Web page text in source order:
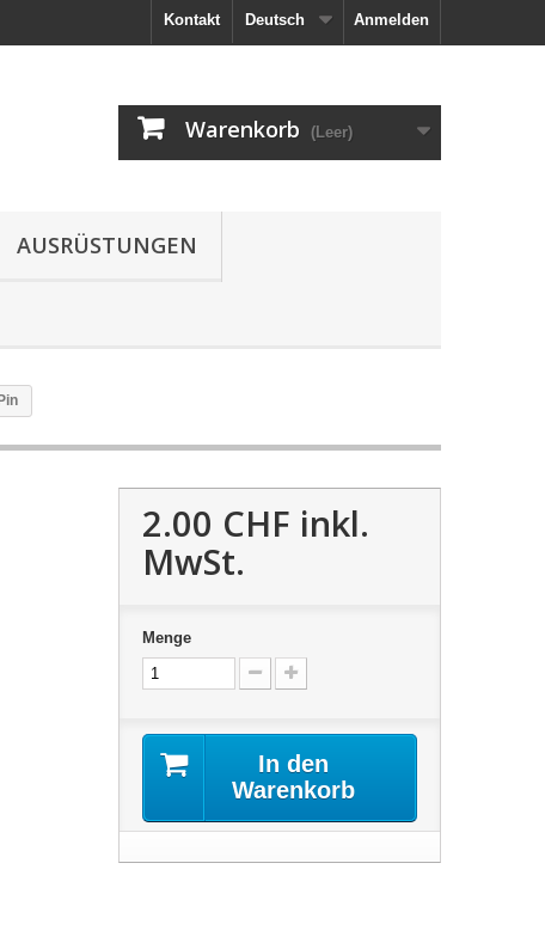
Anmelden
Deutsch
Kontakt
Warenkorb (Leer)
AUSRÜSTUNGEN
2.00 CHF inkl.
MwSt.
Menge
In den
Warenkorb